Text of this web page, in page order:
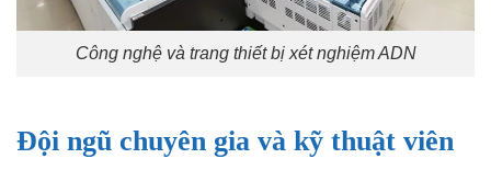
Công nghệ và trang thiết bị xét nghiệm ADN
Đội ngũ chuyên gia và kỹ thuật viên